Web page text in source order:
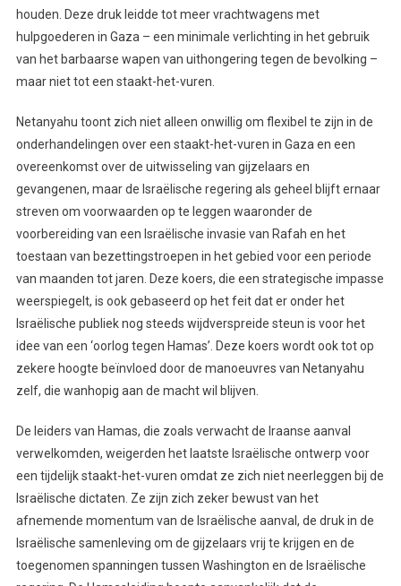
houden. Deze druk leidde tot meer vrachtwagens met
hulpgoederen in Gaza – een minimale verlichting in het gebruik
van het barbaarse wapen van uithongering tegen de bevolking –
maar niet tot een staakt-het-vuren.
Netanyahu toont zich niet alleen onwillig om flexibel te zijn in de
onderhandelingen over een staakt-het-vuren in Gaza en een
overeenkomst over de uitwisseling van gijzelaars en
gevangenen, maar de Israëlische regering als geheel blijft ernaar
streven om voorwaarden op te leggen waaronder de
voorbereiding van een Israëlische invasie van Rafah en het
toestaan van bezettingstroepen in het gebied voor een periode
van maanden tot jaren. Deze koers, die een strategische impasse
weerspiegelt, is ook gebaseerd op het feit dat er onder het
Israëlische publiek nog steeds wijdverspreide steun is voor het
idee van een ‘oorlog tegen Hamas’. Deze koers wordt ook tot op
zekere hoogte beïnvloed door de manoeuvres van Netanyahu
zelf, die wanhopig aan de macht wil blijven.
De leiders van Hamas, die zoals verwacht de Iraanse aanval
verwelkomden, weigerden het laatste Israëlische ontwerp voor
een tijdelijk staakt-het-vuren omdat ze zich niet neerleggen bij de
Israëlische dictaten. Ze zijn zich zeker bewust van het
afnemende momentum van de Israëlische aanval, de druk in de
Israëlische samenleving om de gijzelaars vrij te krijgen en de
toegenomen spanningen tussen Washington en de Israëlische